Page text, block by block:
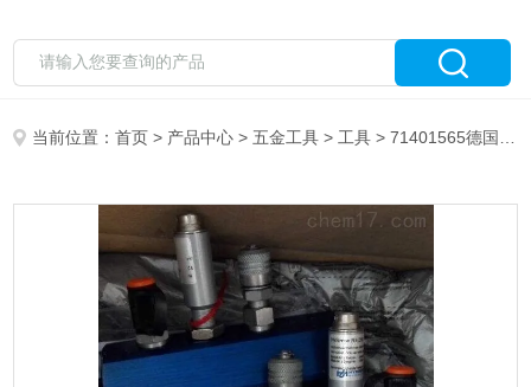
当前位置：首页 > 产品中心 > 五金工具 > 工具 > 71401565德国伍尔特工具、套筒